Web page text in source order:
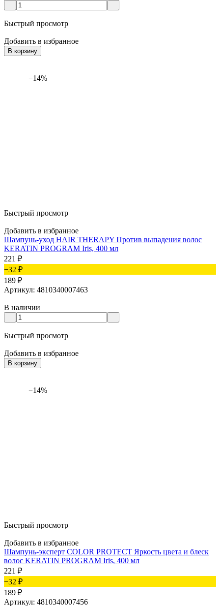
Быстрый просмотр
Добавить в избранное
В корзину
−14%
Быстрый просмотр
Добавить в избранное
Шампунь-уход HAIR THERAPY Против выпадения волос
KERATIN PROGRAM Iris, 400 мл
221 ₽
−32 ₽
189 ₽
Артикул: 4810340007463
В наличии
Быстрый просмотр
Добавить в избранное
В корзину
−14%
Быстрый просмотр
Добавить в избранное
Шампунь-эксперт COLOR PROTECT Яркость цвета и блеск
волос KERATIN PROGRAM Iris, 400 мл
221 ₽
−32 ₽
189 ₽
Артикул: 4810340007456